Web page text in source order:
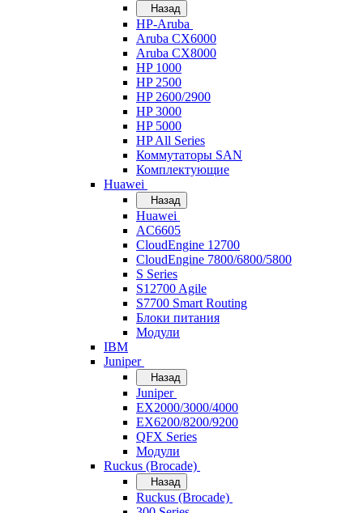
Назад
HP-Aruba
Aruba CX6000
Aruba CX8000
HP 1000
HP 2500
HP 2600/2900
HP 3000
HP 5000
HP All Series
Коммутаторы SAN
Комплектующие
Huawei
Назад
Huawei
AC6605
CloudEngine 12700
CloudEngine 7800/6800/5800
S Series
S12700 Agile
S7700 Smart Routing
Блоки питания
Модули
IBM
Juniper
Назад
Juniper
EX2000/3000/4000
EX6200/8200/9200
QFX Series
Модули
Ruckus (Brocade)
Назад
Ruckus (Brocade)